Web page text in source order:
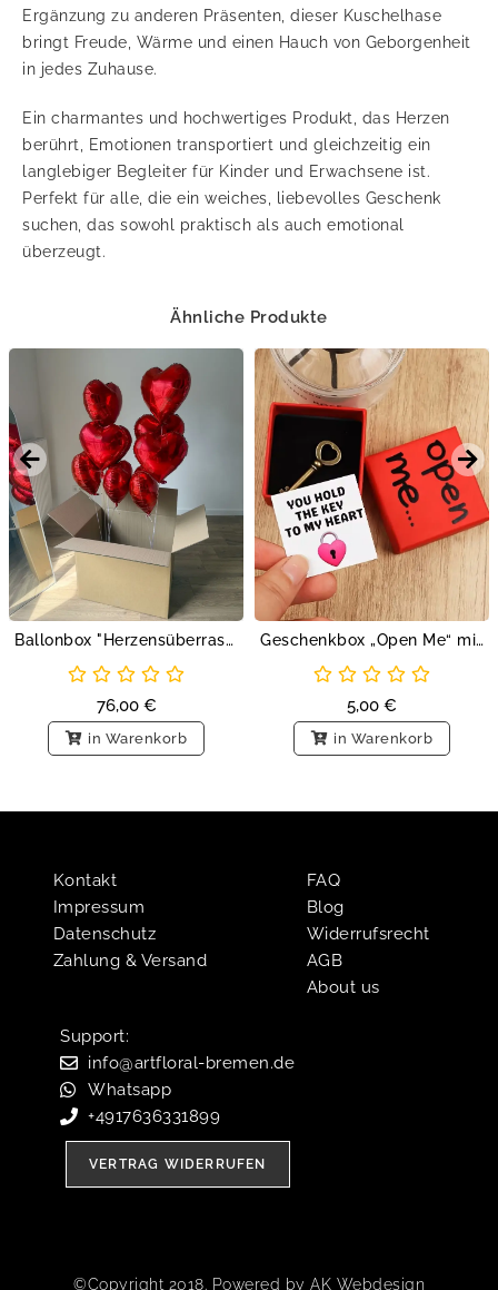
Ergänzung zu anderen Präsenten, dieser Kuschelhase
bringt Freude, Wärme und einen Hauch von Geborgenheit
in jedes Zuhause.
Ein charmantes und hochwertiges Produkt, das Herzen
berührt, Emotionen transportiert und gleichzeitig ein
langlebiger Begleiter für Kinder und Erwachsene ist.
Perfekt für alle, die ein weiches, liebevolles Geschenk
suchen, das sowohl praktisch als auch emotional
überzeugt.
Ähnliche Produkte
Ballonbox "Herzensüberraschung" 9 rote Herzballons mit Helium
76,00 €
in Warenkorb
Geschenkbox „Open Me“ mit Schlüssel und Botschaft
5,00 €
in Warenkorb
Kontakt
Impressum
Datenschutz
Zahlung & Versand
FAQ
Blog
Widerrufsrecht
AGB
About us
Support:​
info@artfloral-bremen.de
Whatsapp
+4917636331899
VERTRAG WIDERRUFEN
©Copyright 2018. Powered by AK Webdesign